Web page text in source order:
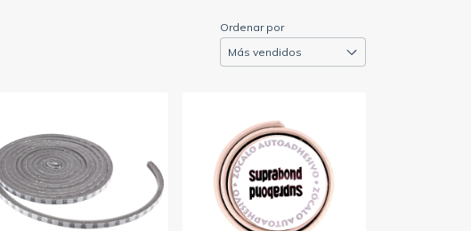
Ordenar por